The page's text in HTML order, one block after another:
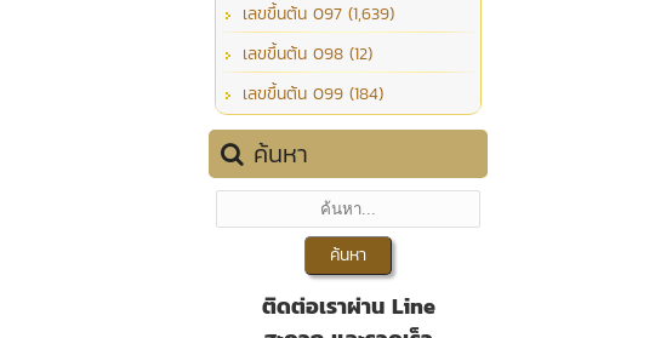
เลขขึ้นต้น 097 (1,639)
เลขขึ้นต้น 098 (12)
เลขขึ้นต้น 099 (184)
ค้นหา
ติดต่อเราผ่าน Line